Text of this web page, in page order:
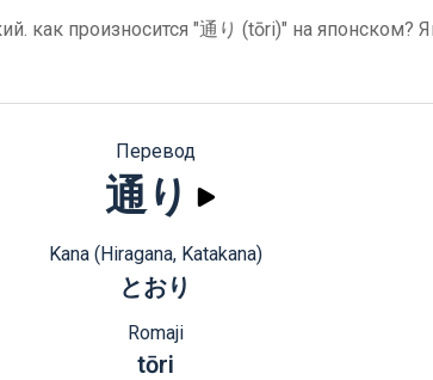
как произносится "通り (tōri)" на японском?
Перевод
通り
Kana (Hiragana, Katakana)
とおり
Romaji
tōri